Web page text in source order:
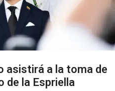
asistirá a la toma de
de la Espriella